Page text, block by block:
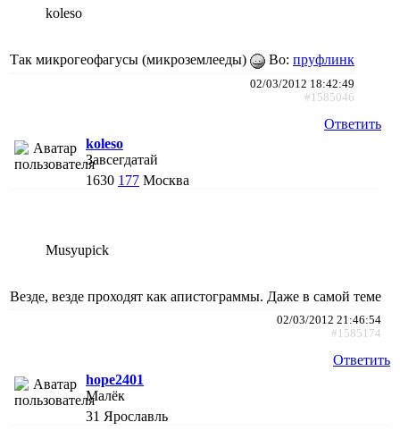
koleso
Так микрогеофагусы (микроземлееды) Во: пруфлинк
02/03/2012 18:42:49
#1585046
Ответить
koleso
Завсегдатай
1630 177 Москва
Musyupick
Везде, везде проходят как апистограммы. Даже в самой теме
02/03/2012 21:46:54
#1585174
Ответить
hope2401
Малёк
31 Ярославль